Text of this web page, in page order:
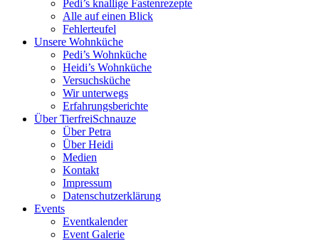
Pedi’s knallige Fastenrezepte
Alle auf einen Blick
Fehlerteufel
Unsere Wohnküche
Pedi’s Wohnküche
Heidi’s Wohnküche
Versuchsküche
Wir unterwegs
Erfahrungsberichte
Über TierfreiSchnauze
Über Petra
Über Heidi
Medien
Kontakt
Impressum
Datenschutzerklärung
Events
Eventkalender
Event Galerie